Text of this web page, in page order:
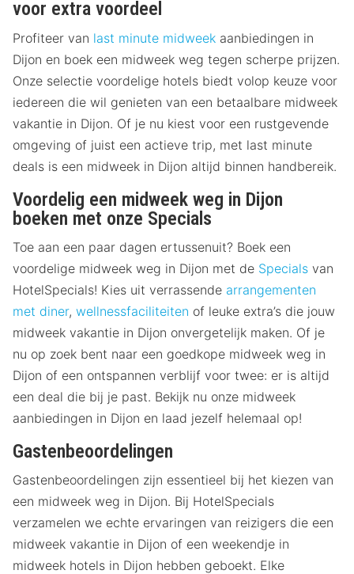
voor extra voordeel
Profiteer van last minute midweek aanbiedingen in
Dijon en boek een midweek weg tegen scherpe prijzen.
Onze selectie voordelige hotels biedt volop keuze voor
iedereen die wil genieten van een betaalbare midweek
vakantie in Dijon. Of je nu kiest voor een rustgevende
omgeving of juist een actieve trip, met last minute
deals is een midweek in Dijon altijd binnen handbereik.
Voordelig een midweek weg in Dijon
boeken met onze Specials
Toe aan een paar dagen ertussenuit? Boek een
voordelige midweek weg in Dijon met de Specials van
HotelSpecials! Kies uit verrassende arrangementen
met diner, wellnessfaciliteiten of leuke extra’s die jouw
midweek vakantie in Dijon onvergetelijk maken. Of je
nu op zoek bent naar een goedkope midweek weg in
Dijon of een ontspannen verblijf voor twee: er is altijd
een deal die bij je past. Bekijk nu onze midweek
aanbiedingen in Dijon en laad jezelf helemaal op!
Gastenbeoordelingen
Gastenbeoordelingen zijn essentieel bij het kiezen van
een midweek weg in Dijon. Bij HotelSpecials
verzamelen we echte ervaringen van reizigers die een
midweek vakantie in Dijon of een weekendje in
midweek hotels in Dijon hebben geboekt. Elke